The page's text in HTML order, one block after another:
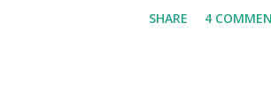
SHARE 4